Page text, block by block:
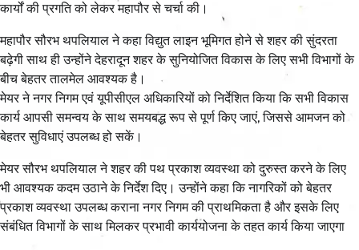
कार्यों की प्रगति को लेकर महापौर से चर्चा की।
महापौर सौरभ थपलियाल ने कहा विद्युत लाइन भूमिगत होने से शहर की सुंदरता
बढ़ेगी साथ ही उन्होंने देहरादून शहर के सुनियोजित विकास के लिए सभी विभागों के
बीच बेहतर तालमेल आवश्यक है।
मेयर ने नगर निगम एवं यूपीसीएल अधिकारियों को निर्देशित किया कि सभी विकास
कार्य आपसी समन्वय के साथ समयबद्ध रूप से पूर्ण किए जाएं, जिससे आमजन को
बेहतर सुविधाएं उपलब्ध हो सकें।
मेयर सौरभ थपलियाल ने शहर की पथ प्रकाश व्यवस्था को दुरुस्त करने के लिए
भी आवश्यक कदम उठाने के निर्देश दिए। उन्होंने कहा कि नागरिकों को बेहतर
प्रकाश व्यवस्था उपलब्ध कराना नगर निगम की प्राथमिकता है और इसके लिए
संबंधित विभागों के साथ मिलकर प्रभावी कार्ययोजना के तहत कार्य किया जाएगा